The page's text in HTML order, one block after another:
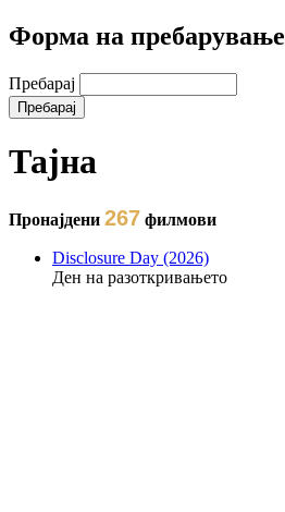
Форма на пребарување
Пребарај
Тајна
Пронајдени 267 филмови
Disclosure Day (2026)
Ден на разоткривањето